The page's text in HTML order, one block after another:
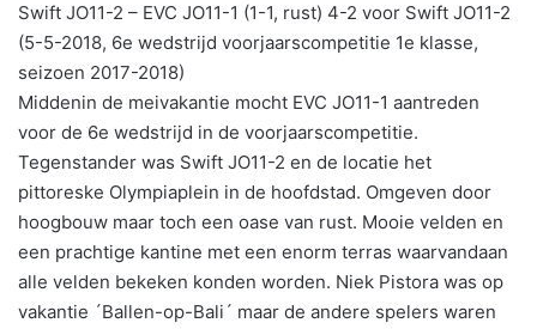
Swift JO11-2 – EVC JO11-1 (1-1, rust) 4-2 voor Swift JO11-2
(5-5-2018, 6e wedstrijd voorjaarscompetitie 1e klasse,
seizoen 2017-2018)
Middenin de meivakantie mocht EVC JO11-1 aantreden
voor de 6e wedstrijd in de voorjaarscompetitie.
Tegenstander was Swift JO11-2 en de locatie het
pittoreske Olympiaplein in de hoofdstad. Omgeven door
hoogbouw maar toch een oase van rust. Mooie velden en
een prachtige kantine met een enorm terras waarvandaan
alle velden bekeken konden worden. Niek Pistora was op
vakantie ´Ballen-op-Bali´ maar de andere spelers waren